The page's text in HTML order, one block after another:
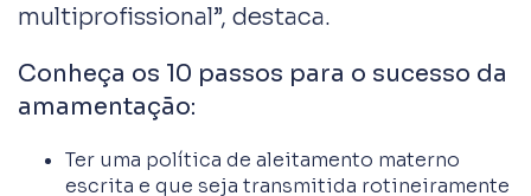
multiprofissional”, destaca.
Conheça os 10 passos para o sucesso da
amamentação:
Ter uma política de aleitamento materno
escrita e que seja transmitida rotineiramente